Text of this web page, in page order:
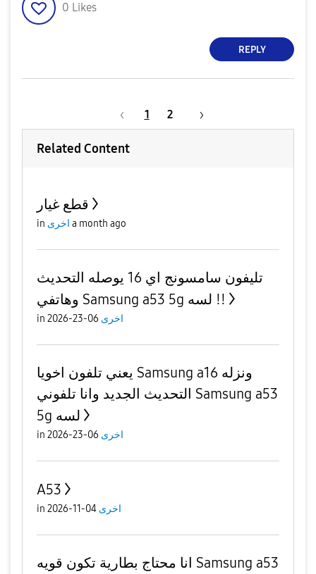
0 Likes
REPLY
1 2
Related Content
قطع غيار
in اخرى a month ago
تليفون سامسونج اي 16 يوصله التحديث
وهاتفي Samsung a53 5g لسه !!
in اخرى 06-23-2026
يعني تلفون اخويا Samsung a16 ونزله
التحديث الجديد وانا تلفوني Samsung a53
5g لسه
in اخرى 06-23-2026
A53
in اخرى 04-11-2026
انا محتاج بطارية تكون قويه Samsung a53